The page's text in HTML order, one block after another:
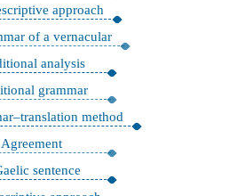
approach
of a vernacular
analysis
grammar
method
Agreement
sentence